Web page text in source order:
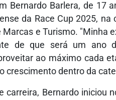
Bernardo Barlera, de 17
da Race Cup 2025,
e Turismo. "Minha
de que será um ano
ao máximo cada
crescimento dentro da
carreira, Bernardo iniciou